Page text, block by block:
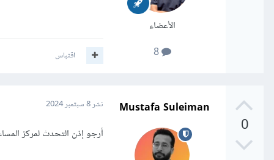
الأعضاء
8
اقتباس
0
Mustafa Suleiman نشر8 سبتمبر 2024
أرجو إذن التحدث لمركز